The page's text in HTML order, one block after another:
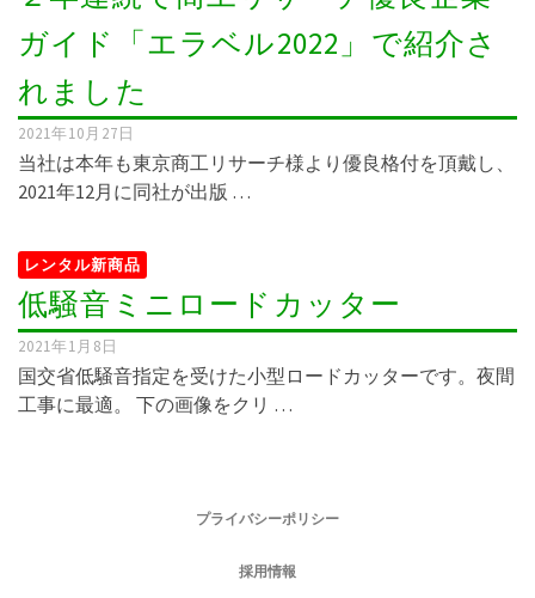
ガイド「エラベル2022」で紹介さ
れました
2021年10月27日
当社は本年も東京商工リサーチ様より優良格付を頂戴し、
2021年12月に同社が出版 …
レンタル新商品
低騒音ミニロードカッター
2021年1月8日
国交省低騒音指定を受けた小型ロードカッターです。夜間
工事に最適。 下の画像をクリ …
プライバシーポリシー
採用情報